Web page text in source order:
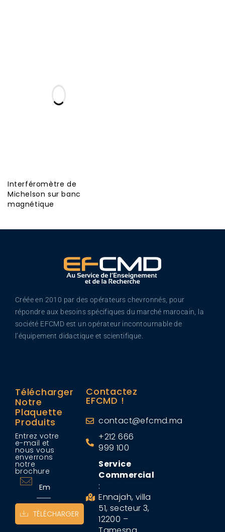
Interféromètre de
Michelson sur banc
magnétique
Créée en 2010 par des opérateurs chevronnés, pour
répondre aux besoins spécifiques du marché marocain, la
société EFCMD est un opérateur incontournable de
l’équipement didactique et scientifique.
Télécharger
Notre
Plaquette
Produits
Entrez votre
e-mail et
nous vous
enverrons
notre
brochure
TÉLÉCHARGER
Contactez
EFCMD !
contact@efcmd.ma
+212 666
999 100
Service
Commercial
:
Ennajah, villa
51, secteur 3,
12200 –